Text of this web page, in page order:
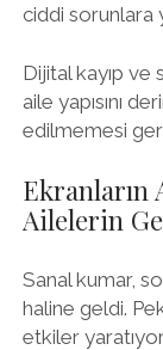
ciddi sorunlara
Dijital kayıp ve
aile yapısını
edilmemesi
Ekranların
Ailelerin
Sanal kumar,
haline geldi.
etkiler